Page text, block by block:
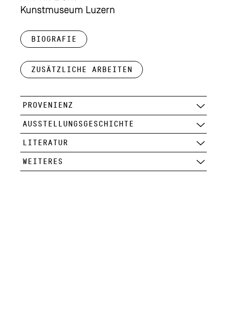
Kunstmuseum Luzern
Biografie
Zusätzliche Arbeiten
PROVENIENZ
AUSSTELLUNGSGESCHICHTE
LITERATUR
WEITERES